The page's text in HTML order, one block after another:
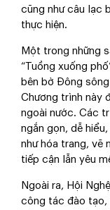
cũng như câu lạc
thực hiện.
Một trong những
“Tuồng xuống
bên bờ Đông
Chương trình này
ngoài nước. Các
ngắn gọn, dễ
như hóa trang, vẽ
tiếp cận lẫn yêu
Ngoài ra, Hội
công tác đào tạo,